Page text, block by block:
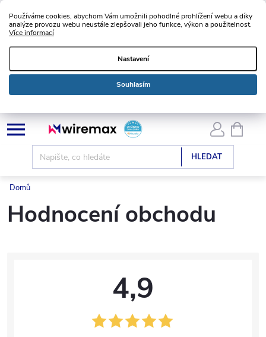
Používáme cookies, abychom Vám umožnili pohodlné prohlížení webu a díky
analýze provozu webu neustále zlepšovali jeho funkce, výkon a použitelnost.
Více informací
Nastavení
Souhlasím
Přejít
na
HLEDAT
KOŠÍK
Domů
Hodnocení obchodu
4,9